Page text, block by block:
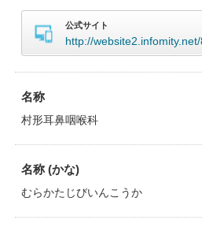
公式サイト
http://
名称
村形耳鼻咽喉科
名称 (かな)
むらかたじびいんこうか